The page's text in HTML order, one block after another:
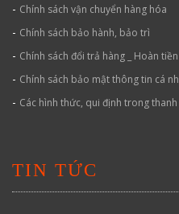
- Chính sách vận chuyển hàng hóa
- Chính sách bảo hành, bảo trì
- Chính sách đổi trả hàng _ Hoàn tiền
- Chính sách bảo mật thông tin cá
- Các hình thức, qui định trong
TIN TỨC